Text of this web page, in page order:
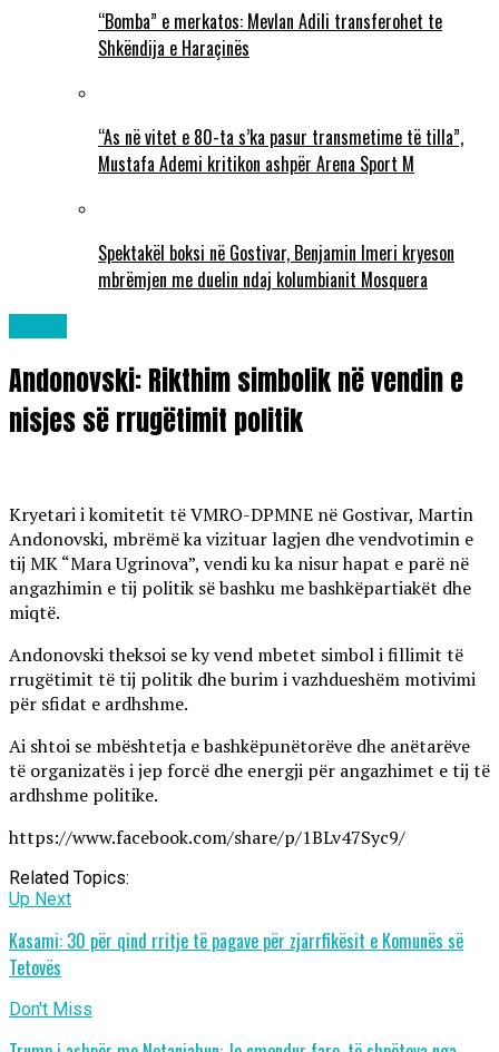
“Bomba” e merkatos: Mevlan Adili transferohet te
Shkëndija e Haraçinës
“As në vitet e 80-ta s’ka pasur transmetime të tilla”,
Mustafa Ademi kritikon ashpër Arena Sport M
Spektakël boksi në Gostivar, Benjamin Imeri kryeson
mbrëmjen me duelin ndaj kolumbianit Mosquera
Andonovski: Rikthim simbolik në vendin e
nisjes së rrugëtimit politik
Kryetari i komitetit të VMRO-DPMNE në Gostivar, Martin
Andonovski, mbrëmë ka vizituar lagjen dhe vendvotimin e
tij MK “Mara Ugrinova”, vendi ku ka nisur hapat e parë në
angazhimin e tij politik së bashku me bashkëpartiakët dhe
miqtë.
Andonovski theksoi se ky vend mbetet simbol i fillimit të
rrugëtimit të tij politik dhe burim i vazhdueshëm motivimi
për sfidat e ardhshme.
Ai shtoi se mbështetja e bashkëpunëtorëve dhe anëtarëve
të organizatës i jep forcë dhe energji për angazhimet e tij të
ardhshme politike.
https://www.facebook.com/share/p/1BLv47Syc9/
Related Topics:
Up Next
Kasami: 30 për qind rritje të pagave për zjarrfikësit e Komunës së
Tetovës
Don't Miss